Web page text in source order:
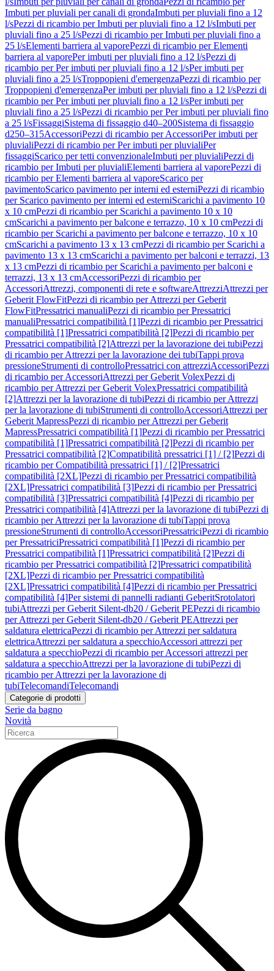
Imbuti per pluviali per canali di grondaImbuti per pluviali fino a 12
l/sPezzi di ricambio per Imbuti per pluviali fino a 12 l/sImbuti per
pluviali fino a 25 l/sPezzi di ricambio per Imbuti per pluviali fino a
25 l/sElementi barriera al vaporePezzi di ricambio per Elementi
barriera al vaporePer imbuti per pluviali fino a 12 l/sPezzi di
ricambio per Per imbuti per pluviali fino a 12 l/sPer imbuti per
pluviali fino a 25 l/sTroppopieni d'emergenzaPezzi di ricambio per
Troppopieni d'emergenzaPer imbuti per pluviali fino a 12 l/sPezzi di
ricambio per Per imbuti per pluviali fino a 12 l/sPer imbuti per
pluviali fino a 25 l/sPezzi di ricambio per Per imbuti per pluviali fino
a 25 l/sFissaggiSistema di fissaggio d40–200Sistema di fissaggio
d250–315AccessoriPezzi di ricambio per AccessoriPer imbuti per
pluvialiPezzi di ricambio per Per imbuti per pluvialiPer
fissaggiScarico per tetti convenzionaleImbuti per pluvialiPezzi di
ricambio per Imbuti per pluvialiElementi barriera al vaporePezzi di
ricambio per Elementi barriera al vaporeScarico per
pavimentoScarico pavimento per interni ed esterniPezzi di ricambio
per Scarico pavimento per interni ed esterniScarichi a pavimento 10
x 10 cmPezzi di ricambio per Scarichi a pavimento 10 x 10
cmScarichi a pavimento per balcone e terrazzo, 10 x 10 cmPezzi di
ricambio per Scarichi a pavimento per balcone e terrazzo, 10 x 10
cmScarichi a pavimento 13 x 13 cmPezzi di ricambio per Scarichi a
pavimento 13 x 13 cmScarichi a pavimento per balconi e terrazzi, 13
x 13 cmPezzi di ricambio per Scarichi a pavimento per balconi e
terrazzi, 13 x 13 cmAccessoriPezzi di ricambio per
AccessoriAttrezzi, componenti di rete e softwareAttrezziAttrezzi per
Geberit FlowFitPezzi di ricambio per Attrezzi per Geberit
FlowFitPressatrici manualiPezzi di ricambio per Pressatrici
manualiPressatrici compatibilità [1]Pezzi di ricambio per Pressatrici
compatibilità [1]Pressatrici compatibilità [2]Pezzi di ricambio per
Pressatrici compatibilità [2]Attrezzi per la lavorazione dei tubiPezzi
di ricambio per Attrezzi per la lavorazione dei tubiTappi prova
pressioneStrumenti di controlloPressatrici con attrezziAccessoriPezzi
di ricambio per AccessoriAttrezzi per Geberit VolexPezzi di
ricambio per Attrezzi per Geberit VolexPressatrici compatibilità
[2]Attrezzi per la lavorazione di tubiPezzi di ricambio per Attrezzi
per la lavorazione di tubiStrumenti di controlloAccessoriAttrezzi per
Geberit MapressPezzi di ricambio per Attrezzi per Geberit
MapressPressatrici compatibilità [1]Pezzi di ricambio per Pressatrici
compatibilità [1]Pressatrici compatibilità [2]Pezzi di ricambio per
Pressatrici compatibilità [2]Compatibilità pressatrici [1] / [2]Pezzi di
ricambio per Compatibilità pressatrici [1] / [2]Pressatrici
compatibilità [2XL]Pezzi di ricambio per Pressatrici compatibilità
[2XL]Pressatrici compatibilità [3]Pezzi di ricambio per Pressatrici
compatibilità [3]Pressatrici compatibilità [4]Pezzi di ricambio per
Pressatrici compatibilità [4]Attrezzi per la lavorazione di tubiPezzi di
ricambio per Attrezzi per la lavorazione di tubiTappi prova
pressioneStrumenti di controlloAccessoriPressatriciPezzi di ricambio
per PressatriciPressatrici compatibilità [1]Pezzi di ricambio per
Pressatrici compatibilità [1]Pressatrici compatibilità [2]Pezzi di
ricambio per Pressatrici compatibilità [2]Pressatrici compatibilità
[2XL]Pezzi di ricambio per Pressatrici compatibilità
[2XL]Pressatrici compatibilità [4]Pezzi di ricambio per Pressatrici
compatibilità [4]Per sistemi di pannelli radianti GeberitSrotolatori
tubiAttrezzi per Geberit Silent-db20 / Geberit PEPezzi di ricambio
per Attrezzi per Geberit Silent-db20 / Geberit PEAttrezzi per
saldatura elettricaPezzi di ricambio per Attrezzi per saldatura
elettricaAttrezzi per saldatura a specchioAccessori attrezzi per
saldatura a specchioPezzi di ricambio per Accessori attrezzi per
saldatura a specchioAttrezzi per la lavorazione di tubiPezzi di
ricambio per Attrezzi per la lavorazione di
tubiTelecomandiTelecomandi
Categorie di prodotti
Serie da bagno
Novità